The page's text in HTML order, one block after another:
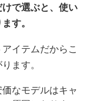
で選ぶと、使い
す。
イテムだからこ
ます。
価なモデルはキャ